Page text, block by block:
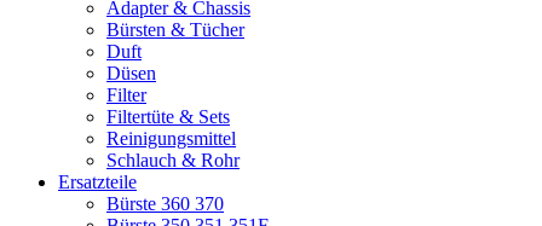
Adapter & Chassis
Bürsten & Tücher
Duft
Düsen
Filter
Filtertüte & Sets
Reinigungsmittel
Schlauch & Rohr
Ersatzteile
Bürste 360 370